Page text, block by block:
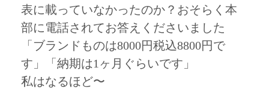
表に載っていなかったのか？おそらく本
部に電話されてお答えくださいました
「ブランドものは8000円税込8800円で
す」「納期は1ヶ月ぐらいです」
私はなるほど〜